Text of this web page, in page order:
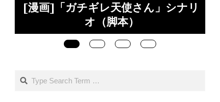
[漫画]「ガチギレ天使さん」シナリ
オ（脚本）
Search